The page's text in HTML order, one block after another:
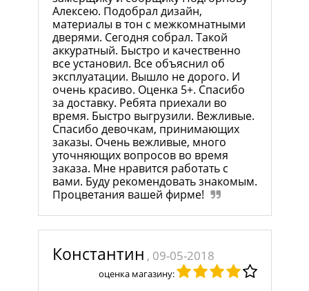
Алексею. Подобрал дизайн,
материалы в тон с межкомнатными
дверями. Сегодня собрал. Такой
аккуратный. Быстро и качественно
все установил. Все объяснил об
эксплуатации. Вышло не дорого. И
очень красиво. Оценка 5+. Спасибо
за доставку. Ребята приехали во
время. Быстро выгрузили. Вежливые.
Спасибо девочкам, принимающих
заказы. Очень вежливые, много
уточняющих вопросов во время
заказа. Мне нравится работать с
вами. Буду рекомендовать знакомым.
Процветания вашей фирме!
Константин , 09-05-2018
оценка магазину: